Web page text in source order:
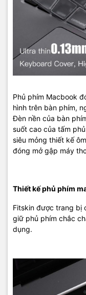
Phủ phím Macbook
hình trên bàn phím,
Đèn nền của bàn
suốt cao của tấm
siêu mỏng thiết kế
đóng mở gập máy
Thiết kế phủ phím
Fitskin được trang bị
giữ phủ phím chắc
dụng.